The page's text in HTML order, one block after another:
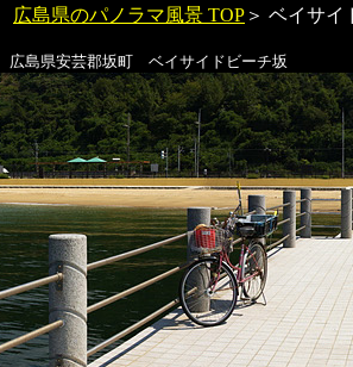
広島県のパノラマ風景 TOP ＞ ベイサイ
広島県安芸郡坂町 ベイサイドビーチ坂